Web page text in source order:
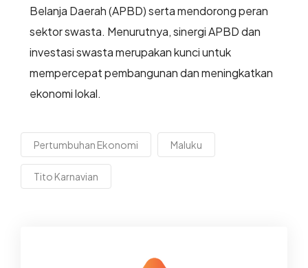
Belanja Daerah (APBD) serta mendorong peran
sektor swasta. Menurutnya, sinergi APBD dan
investasi swasta merupakan kunci untuk
mempercepat pembangunan dan meningkatkan
ekonomi lokal.
Pertumbuhan Ekonomi Maluku
Tito Karnavian